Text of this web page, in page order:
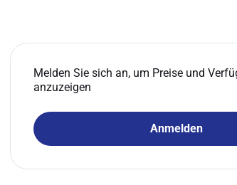
Melden Sie sich an, um Preise und
anzuzeigen
Anmelden